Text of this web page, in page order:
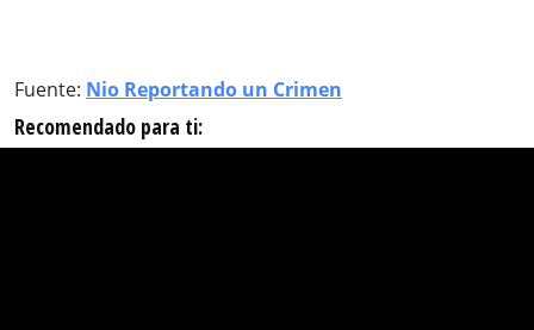
Fuente: Nio Reportando un Crimen
Recomendado para ti: